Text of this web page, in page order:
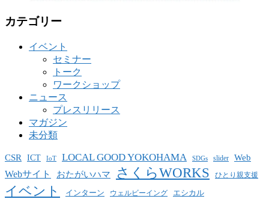
カテゴリー
イベント
セミナー
トーク
ワークショップ
ニュース
プレスリリース
マガジン
未分類
CSR ICT IoT LOCAL GOOD YOKOHAMA SDGs slider Web
Webサイト おたがいハマ さくらWORKS ひとり親支援
イベント インターン ウェルビーイング エシカル